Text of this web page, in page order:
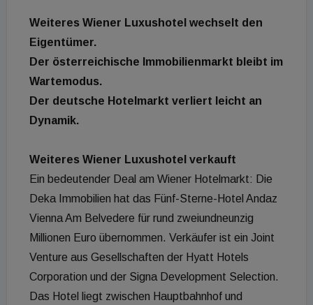
Weiteres Wiener Luxushotel wechselt den
Eigentümer.
Der österreichische Immobilienmarkt bleibt im
Wartemodus.
Der deutsche Hotelmarkt verliert leicht an
Dynamik.
Weiteres Wiener Luxushotel verkauft
Ein bedeutender Deal am Wiener Hotelmarkt: Die
Deka Immobilien hat das Fünf-Sterne-Hotel Andaz
Vienna Am Belvedere für rund zweiundneunzig
Millionen Euro übernommen. Verkäufer ist ein Joint
Venture aus Gesellschaften der Hyatt Hotels
Corporation und der Signa Development Selection.
Das Hotel liegt zwischen Hauptbahnhof und